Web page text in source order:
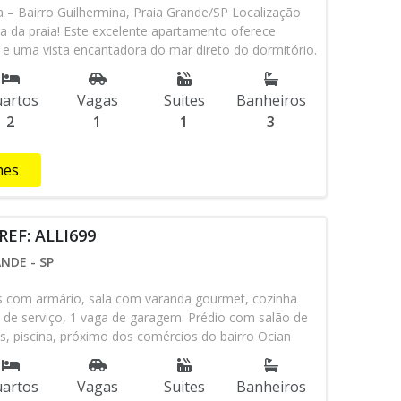
Bairro Guilhermina, Praia Grande/SP Localização
da praia! Este excelente apartamento oferece
uma vista encantadora do mar direto do dormitório.
2 dormitórios, sendo 1 suíte com sacada, Sala
planejada com armários, Área de serviço,
de serviço. 1 vaga de garagem Apartamento
as TVs) Diferenciais Vista mar do dormitório
Academia Condições de Pagamento: Á vista /
***Referência: ALL663*** Localização Na quadra
2
Vagas
1
Suites
1
Banheiros
3
ALLI699
- SP
com armário, sala com varanda gourmet, cozinha
serviço, 1 vaga de garagem. Prédio com salão de
piscina, próximo dos comércios do bairro Ocian
Agende uma visita! Confira com um de
Whatsapp (13)98145-4443
Vagas
Suites
Banheiros